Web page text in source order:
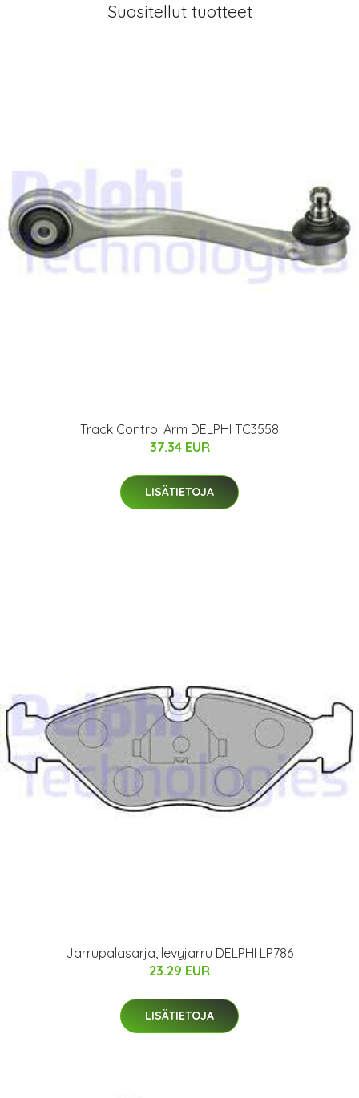
Suositellut tuotteet
Track Control Arm DELPHI TC3558
37.34 EUR
LISÄTIETOJA
Jarrupalasarja, levyjarru DELPHI LP786
23.29 EUR
LISÄTIETOJA